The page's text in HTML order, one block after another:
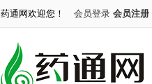
药通网欢迎您！ 会员登录 会员注册